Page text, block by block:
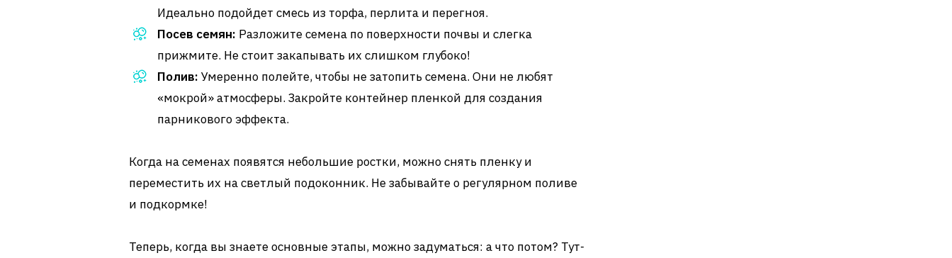
Идеально подойдет смесь из торфа, перлита и перегноя.
Посев семян: Разложите семена по поверхности почвы и слегка
прижмите. Не стоит закапывать их слишком глубоко!
Полив: Умеренно полейте, чтобы не затопить семена. Они не любят
«мокрой» атмосферы. Закройте контейнер пленкой для создания
парникового эффекта.
Когда на семенах появятся небольшие ростки, можно снять пленку и
переместить их на светлый подоконник. Не забывайте о регулярном поливе
и подкормке!
Теперь, когда вы знаете основные этапы, можно задуматься: а что потом? Тут-